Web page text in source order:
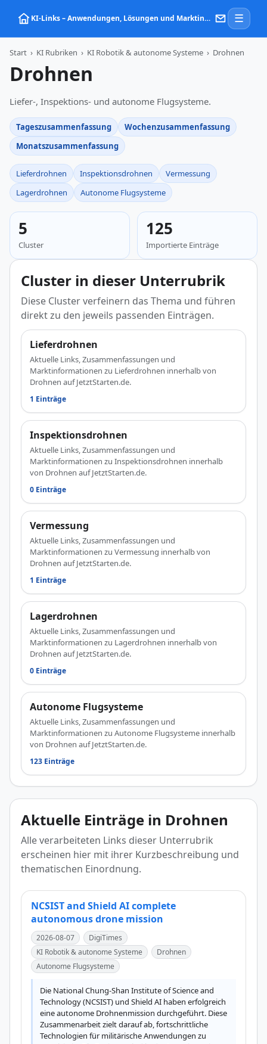
KI‑Links – Anwendungen, Lösungen und Marktinformationen zu Künstlicher Intelligenz ☰
Start › KI Rubriken › KI Robotik & autonome Systeme › Drohnen
Drohnen
Liefer-, Inspektions- und autonome Flugsysteme.
Tageszusammenfassung
Wochenzusammenfassung
Monatszusammenfassung
Lieferdrohnen Inspektionsdrohnen
Vermessung
Lagerdrohnen
Autonome Flugsysteme
5
Cluster
125
Importierte Einträge
Cluster in dieser Unterrubrik
Diese Cluster verfeinern das Thema und führen
direkt zu den jeweils passenden Einträgen.
Lieferdrohnen
Aktuelle Links, Zusammenfassungen und
Marktinformationen zu Lieferdrohnen innerhalb von
Drohnen auf JetztStarten.de.
1 Einträge
Inspektionsdrohnen
Aktuelle Links, Zusammenfassungen und
Marktinformationen zu Inspektionsdrohnen innerhalb
von Drohnen auf JetztStarten.de.
0 Einträge
Vermessung
Aktuelle Links, Zusammenfassungen und
Marktinformationen zu Vermessung innerhalb von
Drohnen auf JetztStarten.de.
1 Einträge
Lagerdrohnen
Aktuelle Links, Zusammenfassungen und
Marktinformationen zu Lagerdrohnen innerhalb von
Drohnen auf JetztStarten.de.
0 Einträge
Autonome Flugsysteme
Aktuelle Links, Zusammenfassungen und
Marktinformationen zu Autonome Flugsysteme innerhalb
von Drohnen auf JetztStarten.de.
123 Einträge
Aktuelle Einträge in Drohnen
Alle verarbeiteten Links dieser Unterrubrik
erscheinen hier mit ihrer Kurzbeschreibung und
thematischen Einordnung.
NCSIST and Shield AI complete
autonomous drone mission
2026-08-07
DigiTimes
KI Robotik & autonome Systeme
Drohnen
Autonome Flugsysteme
Die National Chung-Shan Institute of Science and
Technology (NCSIST) und Shield AI haben erfolgreich
eine autonome Drohnenmission durchgeführt. Diese
Zusammenarbeit zielt darauf ab, fortschrittliche
Technologien für militärische Anwendungen zu